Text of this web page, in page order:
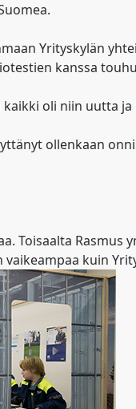
Yrityskylän
kanssa
oli niin uutta
ollenkaan
Toisaalta
kuin